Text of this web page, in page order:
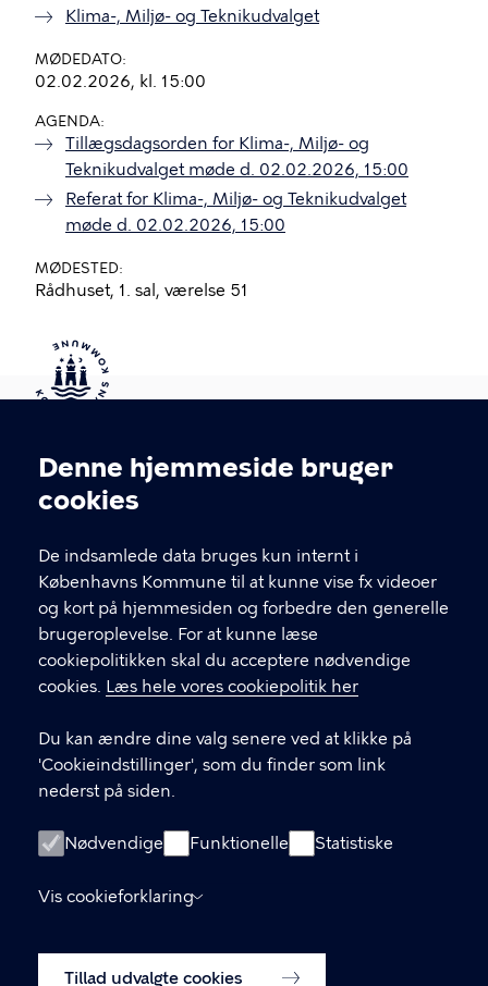
Cookieindstillinger
Denne hjemmeside bruger
cookies
De indsamlede data bruges kun internt i
Københavns Kommune til at kunne vise fx videoer
og kort på hjemmesiden og forbedre den generelle
brugeroplevelse. For at kunne læse
cookiepolitikken skal du acceptere nødvendige
cookies. Læs hele vores cookiepolitik her
Du kan ændre dine valg senere ved at klikke på
'Cookieindstillinger', som du finder som link
nederst på siden.
Nødvendige Funktionelle Statistiske
Vis cookieforklaring
Tillad udvalgte cookies
Klima-, Miljø- og Teknikudvalget
MØDEDATO
02.02.2026, kl. 15:00
AGENDA
Tillægsdagsorden for Klima-, Miljø- og
Teknikudvalget møde d. 02.02.2026, 15:00
Referat for Klima-, Miljø- og Teknikudvalget
møde d. 02.02.2026, 15:00
MØDESTED
Rådhuset, 1. sal, værelse 51
Kontakt Københavns Kommune
T
fFind andre kontakter her
CVR-nummer64942212
GENVEJE
Digital Post
Databeskyttelse
Tilgængelighedserklæring
Om hjemmesiden
Cookiepolitik